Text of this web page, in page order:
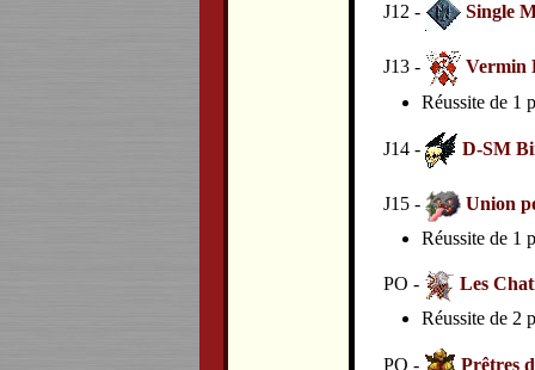
J12 - Single
J13 -
Vermin
Réussite de 1
J14 - D-SM
J15 -
Union
Réussite de 1
PO -
Les
Réussite de 2
PO -
Prêtres